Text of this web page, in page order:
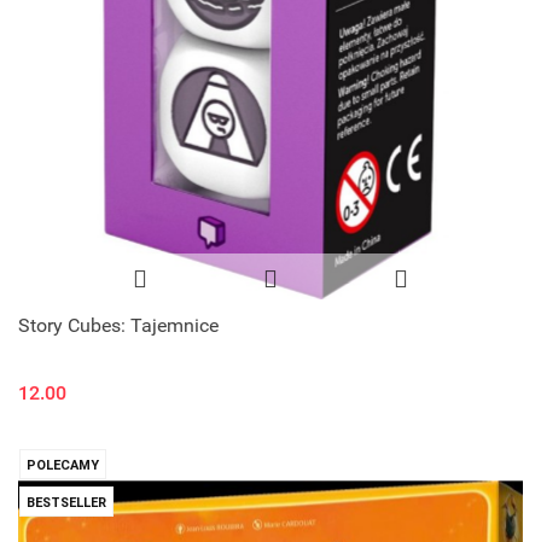
Story Cubes: Tajemnice
12.00
POLECAMY
BESTSELLER